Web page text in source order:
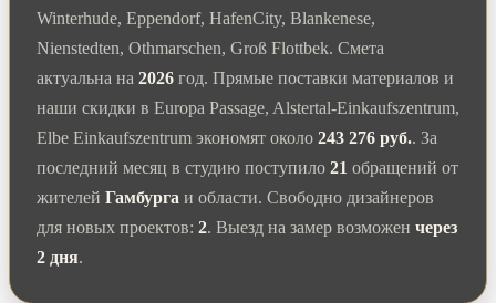
Winterhude, Eppendorf, HafenCity, Blankenese,
Nienstedten, Othmarschen, Groß Flottbek. Смета
актуальна на 2026 год. Прямые поставки материалов и
наши скидки в Europa Passage, Alstertal-Einkaufszentrum,
Elbe Einkaufszentrum экономят около 243 276 руб.. За
последний месяц в студию поступило 21 обращений от
жителей Гамбурга и области. Свободно дизайнеров
для новых проектов: 2. Выезд на замер возможен через
2 дня.